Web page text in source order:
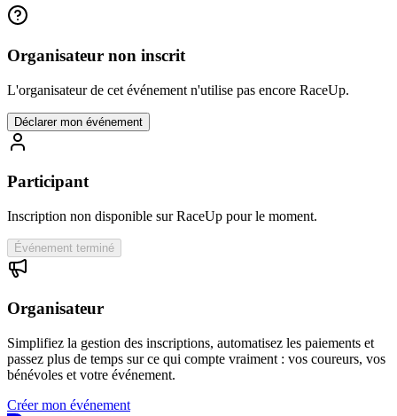
Organisateur non inscrit
L'organisateur de cet événement n'utilise pas encore RaceUp.
Déclarer mon événement
Participant
Inscription non disponible sur RaceUp pour le moment.
Événement terminé
Organisateur
Simplifiez la gestion des inscriptions, automatisez les paiements et
passez plus de temps sur ce qui compte vraiment : vos coureurs, vos
bénévoles et votre événement.
Créer mon événement